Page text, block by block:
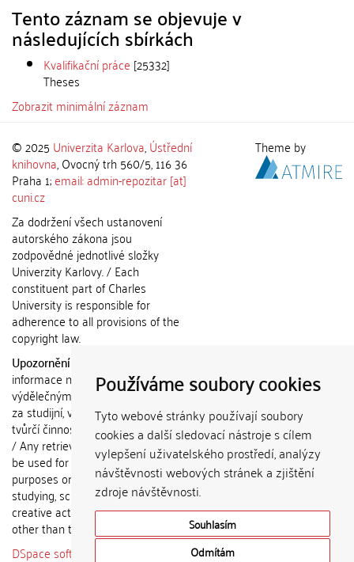
Používáme soubory cookies
Tyto webové stránky používají soubory
cookies a další sledovací nástroje s cílem
vylepšení uživatelského prostředí, analýzy
návštěvnosti webových stránek a zjištění
zdroje návštěvnosti.
Souhlasím
Odmítám
Tento záznam se objevuje v
následujících sbírkách
Kvalifikační práce [25332]
Theses
Zobrazit minimální záznam
© 2025 Univerzita Karlova,Ústřední
knihovna, Ovocný trh 560/5, 116 36
Praha 1;email: admin-repozitar [at]
cuni.cz
Za dodržení všech ustanovení
autorského zákona jsou
zodpovědné jednotlivé složky
Univerzity Karlovy. / Each
constituent part of Charles
University is responsible for
adherence to all provisions of the
copyright law.
Upozornění / Notice:
informace nemohou být použity k
výdělečným účelům nebo vydávány
za studijní, vědeckou nebo jinou
tvůrčí činnost jiné osoby než autora.
/ Any retrieved information shall not
be used for any commercial
purposes or claimed as results of
studying, scientific or any other
creative activities of any person
other than the author.
DSpace software
copyright © 2002-
Theme by